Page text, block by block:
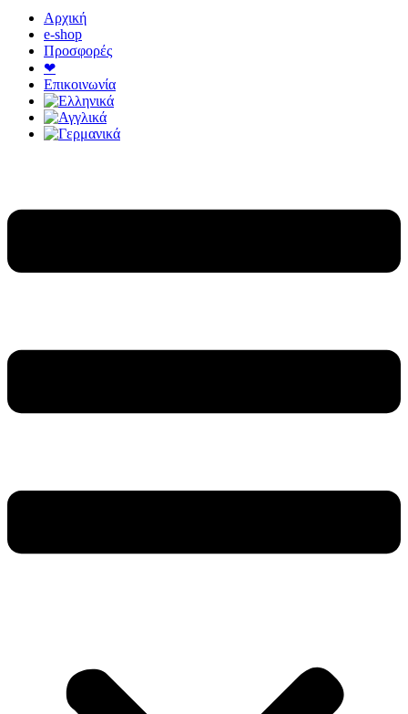
Αρχική
e-shop
Προσφορές
❤
Επικοινωνία